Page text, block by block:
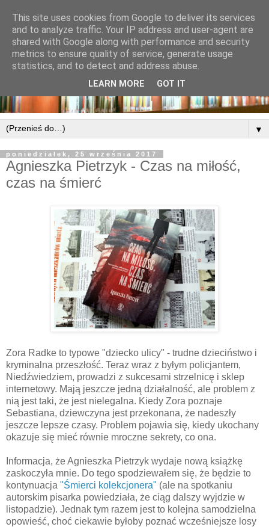
▼
poniedziałek, 25 września 2017
Agnieszka Pietrzyk - Czas na miłość,
czas na śmierć
Zora Radke to typowe "dziecko ulicy" - trudne dzieciństwo i
kryminalna przeszłość. Teraz wraz z byłym policjantem,
Niedźwiedziem, prowadzi z sukcesami strzelnicę i sklep
internetowy. Mają jeszcze jedną działalność, ale problem z
nią jest taki, że jest nielegalna. Kiedy Zora poznaje
Sebastiana, dziewczyna jest przekonana, że nadeszły
jeszcze lepsze czasy. Problem pojawia się, kiedy ukochany
okazuje się mieć równie mroczne sekrety, co ona.
Informacja, że Agnieszka Pietrzyk wydaje nową książkę
zaskoczyła mnie. Do tego spodziewałem się, że będzie to
kontynuacja "Śmierci kolekcjonera" (ale na spotkaniu
autorskim pisarka powiedziała, że ciąg dalszy wyjdzie w
listopadzie). Jednak tym razem jest to kolejna samodzielna
opowieść, choć ciekawie byłoby poznać wcześniejsze losy
This site uses cookies from Google to deliver its services
and to analyze traffic. Your IP address and user-agent are
shared with Google along with performance and security
metrics to ensure quality of service, generate usage
statistics, and to detect and address abuse.
LEARN MORE GOT IT